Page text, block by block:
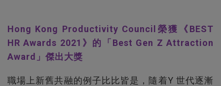
Hong Kong Productivity Council榮獲《BEST
HR Awards 2021》的「Best Gen Z Attraction
Award」傑出大獎
職場上新舊共融的例子比比皆是，隨着Y 世代逐漸